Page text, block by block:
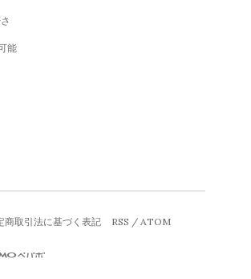
能
商取引法に基づく表記 RSS / ATOM